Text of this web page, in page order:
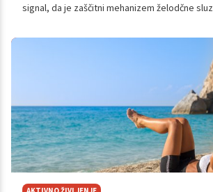
signal, da je zaščitni mehanizem želodčne